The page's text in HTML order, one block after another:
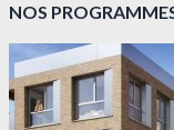
NOS